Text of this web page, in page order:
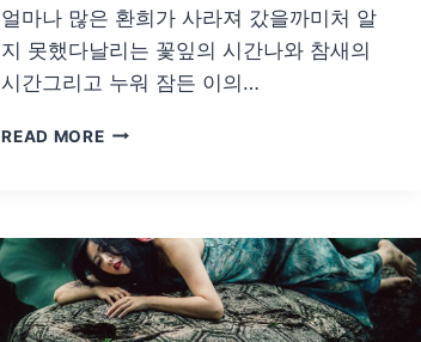
얼마나 많은 환희가 사라져 갔을까미처 알
지 못했다날리는 꽃잎의 시간나와 참새의
시간그리고 누워 잠든 이의…
READ MOREGALLERY051
지
현/
보
임